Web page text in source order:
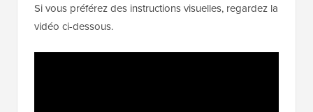
Si vous préférez des instructions visuelles, regardez la
vidéo ci-dessous.